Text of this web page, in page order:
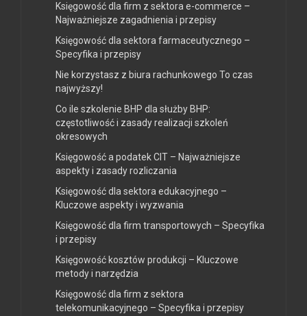
Księgowość dla firm z sektora e-commerce –
Najważniejsze zagadnienia i przepisy
Księgowość dla sektora farmaceutycznego –
Specyfika i przepisy
Nie korzystasz z biura rachunkowego To czas
najwyższy!
Co ile szkolenie BHP dla służby BHP:
częstotliwość i zasady realizacji szkoleń
okresowych
Księgowość a podatek CIT – Najważniejsze
aspekty i zasady rozliczania
Księgowość dla sektora edukacyjnego –
Kluczowe aspekty i wyzwania
Księgowość dla firm transportowych – Specyfika
i przepisy
Księgowość kosztów produkcji – Kluczowe
metody i narzędzia
Księgowość dla firm z sektora
telekomunikacyjnego – Specyfika i przepisy